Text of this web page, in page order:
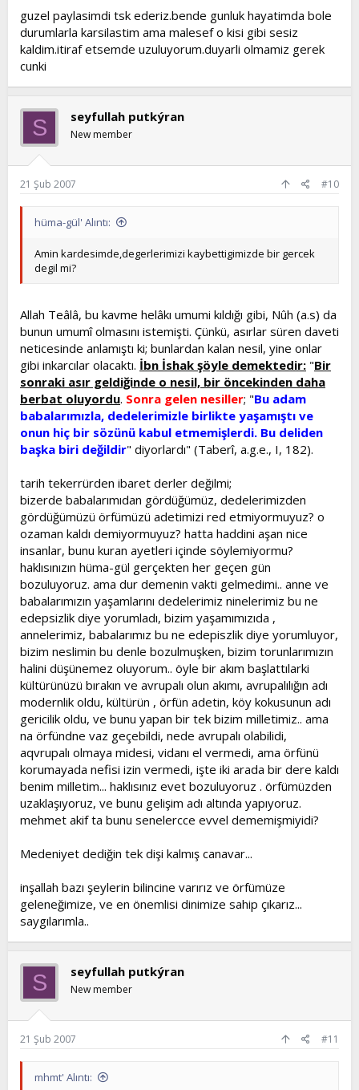
guzel paylasimdi tsk ederiz.bende gunluk hayatimda bole
durumlarla karsilastim ama malesef o kisi gibi sesiz
kaldim.itiraf etsemde uzuluyorum.duyarli olmamiz gerek
cunki
S seyfullah putkýran
New member
21 Şub 2007 #10
hüma-gül' Alıntı:
Amin kardesimde,degerlerimizi kaybettigimizde bir gercek
degil mi?
Allah Teâlâ, bu kavme helâkı umumi kıldığı gibi, Nûh (a.s) da
bunun umumî olmasını istemişti. Çünkü, asırlar süren daveti
neticesinde anlamıştı ki; bunlardan kalan nesil, yine onlar
gibi inkarcılar olacaktı. İbn İshak şöyle demektedir: "Bir
sonraki asır geldiğinde o nesil, bir öncekinden daha
berbat oluyordu. Sonra gelen nesiller; "Bu adam
babalarımızla, dedelerimizle birlikte yaşamıştı ve
onun hiç bir sözünü kabul etmemişlerdi. Bu deliden
başka biri değildir" diyorlardı" (Taberî, a.g.e., I, 182).
tarih tekerrürden ibaret derler değilmi;
bizerde babalarımıdan gördüğümüz, dedelerimizden
gördüğümüzü örfümüzü adetimizi red etmiyormuyuz? o
ozaman kaldı demiyormuyuz? hatta haddini aşan nice
insanlar, bunu kuran ayetleri içinde söylemiyormu?
haklısınızın hüma-gül gerçekten her geçen gün
bozuluyoruz. ama dur demenin vakti gelmedimi.. anne ve
babalarımızın yaşamlarını dedelerimiz ninelerimiz bu ne
edepsizlik diye yorumladı, bizim yaşamımızıda ,
annelerimiz, babalarımız bu ne edepiszlik diye yorumluyor,
bizim neslimin bu denle bozulmuşken, bizim torunlarımızın
halini düşünemez oluyorum.. öyle bir akım başlattılarki
kültürünüzü bırakın ve avrupalı olun akımı, avrupalılığın adı
modernlik oldu, kültürün , örfün adetin, köy kokusunun adı
gericilik oldu, ve bunu yapan bir tek bizim milletimiz.. ama
na örfündne vaz geçebildi, nede avrupalı olabilidi,
aqvrupalı olmaya midesi, vidanı el vermedi, ama örfünü
korumayada nefisi izin vermedi, işte iki arada bir dere kaldı
benim milletim... haklısınız evet bozuluyoruz . örfümüzden
uzaklaşıyoruz, ve bunu gelişim adı altında yapıyoruz.
mehmet akif ta bunu senelercce evvel dememişmiyidi?
Medeniyet dediğin tek dişi kalmış canavar...
inşallah bazı şeylerin bilincine varırız ve örfümüze
geleneğimize, ve en önemlisi dinimize sahip çıkarız...
saygılarımla..
S seyfullah putkýran
New member
21 Şub 2007 #11
mhmt' Alıntı: